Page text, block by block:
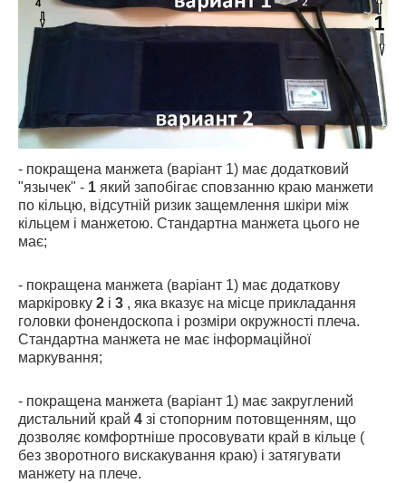
- покращена манжета (варіант 1) має додатковий
"язычек" - 1 який запобігає сповзанню краю манжети
по кільцю, відсутній ризик защемлення шкіри між
кільцем і манжетою. Стандартна манжета цього не
має;
- покращена манжета (варіант 1) має додаткову
маркіровку 2 і 3 , яка вказує на місце прикладання
головки фонендоскопа і розміри окружності плеча.
Стандартна манжета не має інформаційної
маркування;
- покращена манжета (варіант 1) має закруглений
дистальний край 4 зі стопорним потовщенням, що
дозволяє комфортніше просовувати край в кільце (
без зворотного вискакування краю) і затягувати
манжету на плече.